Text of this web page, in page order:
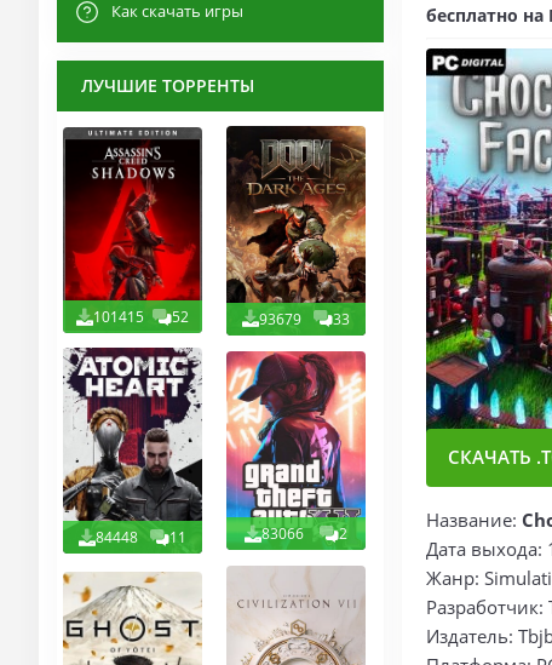
Как скачать игры
ЛУЧШИЕ ТОРРЕНТЫ
101415 52 93679 33
84448 11 83066 2
бесплатно на
СКАЧАТЬ
Название:
Дата
Жанр:
Разработчик:
Издатель: